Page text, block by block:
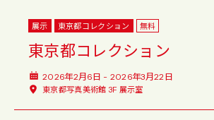
展示 東京都コレクション 無料
東京都コレクション
2026年2月6日 - 2026年3月22日
東京都写真美術館 3F 展示室